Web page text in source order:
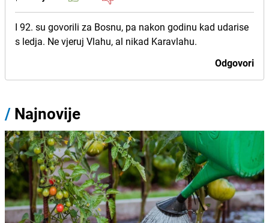
I 92. su govorili za Bosnu, pa nakon godinu kad udarise
s ledja. Ne vjeruj Vlahu, al nikad Karavlahu.
Odgovori
/ Najnovije